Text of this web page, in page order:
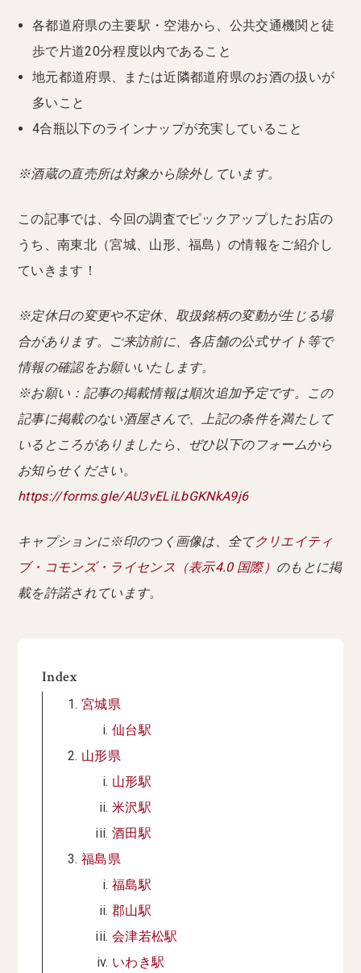
各都道府県の主要駅・空港から、公共交通機関と徒
歩で片道20分程度以内であること
地元都道府県、または近隣都道府県のお酒の扱いが
多いこと
4合瓶以下のラインナップが充実していること
※酒蔵の直売所は対象から除外しています。
この記事では、今回の調査でピックアップしたお店の
うち、南東北（宮城、山形、福島）の情報をご紹介し
ていきます！
※定休日の変更や不定休、取扱銘柄の変動が生じる場
合があります。ご来訪前に、各店舗の公式サイト等で
情報の確認をお願いいたします。
※お願い：記事の掲載情報は順次追加予定です。この
記事に掲載のない酒屋さんで、上記の条件を満たして
いるところがありましたら、ぜひ以下のフォームから
お知らせください。
https://forms.gle/AU3vELiLbGKNkA9j6
キャプションに※印のつく画像は、全てクリエイティ
ブ・コモンズ・ライセンス（表示4.0 国際） のもとに掲
載を許諾されています。
Index
宮城県
仙台駅
山形県
山形駅
米沢駅
酒田駅
福島県
福島駅
郡山駅
会津若松駅
いわき駅